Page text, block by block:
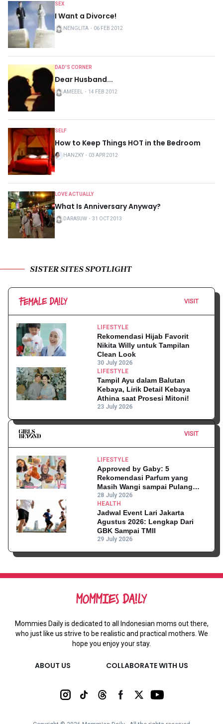
SEX
I Want a Divorce!
NENGLITA ・ 06 FEB 2012
DAD'S CORNER
Dear Husband...
AMEEEL ・ 14 FEB 2012
SELF
How to Keep Things HOT in the Bedroom
HANZKY ・ 03 APR 2012
LOVE ACTUALLY
What Is Anniversary Anyway?
DARASUW ・ 31 OCT 2013
SISTER SITES SPOTLIGHT
VISIT
LIFESTYLE
Rekomendasi Hijab Favorit
Nikita Willy untuk Tampilan
Clean Look
30 July 2026
LIFESTYLE
Tampil Ayu dalam Balutan
Kebaya, Lirik Detail Kebaya
Athina saat Prosesi Mitoni!
23 July 2026
VISIT
LIFESTYLE
Approved by Gaby: 5
Rekomendasi Parfum yang
Masih Wangi sampai Pulang
Kantor
28 July 2026
HEALTH
Jadwal Event Lari Jakarta
Agustus 2026: Lengkap Dari
GBK Sampai TMII
29 July 2026
Mommies Daily is dedicated to all Indonesian moms out there,
who just like us strive to be realistic and practical mothers. We
hope you enjoy your stay.
ABOUT US COLLABORATE WITH US